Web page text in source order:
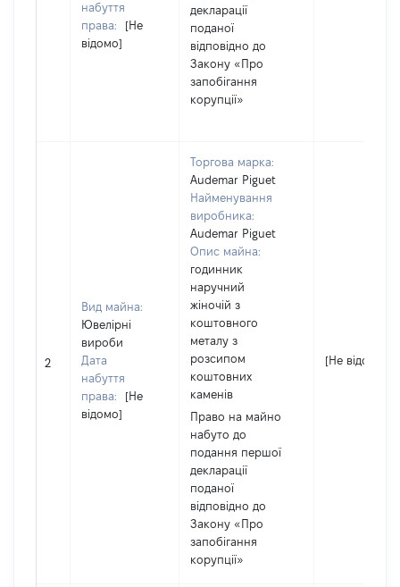
набуття
права:
[Не
відомо]
декларації
поданої
відповідно до
Закону «Про
запобігання
корупції»
2
Вид майна:
Ювелірні
вироби
Дата
набуття
права:
[Не
відомо]
Торгова марка:
Audemar Piguet
Найменування
виробника:
Audemar Piguet
Опис майна:
годинник
наручний
жіночій з
коштовного
металу з
розсипом
коштовних
каменів
Право на майно
набуто до
подання першої
декларації
поданої
відповідно до
Закону «Про
запобігання
корупції»
[Не відомо]